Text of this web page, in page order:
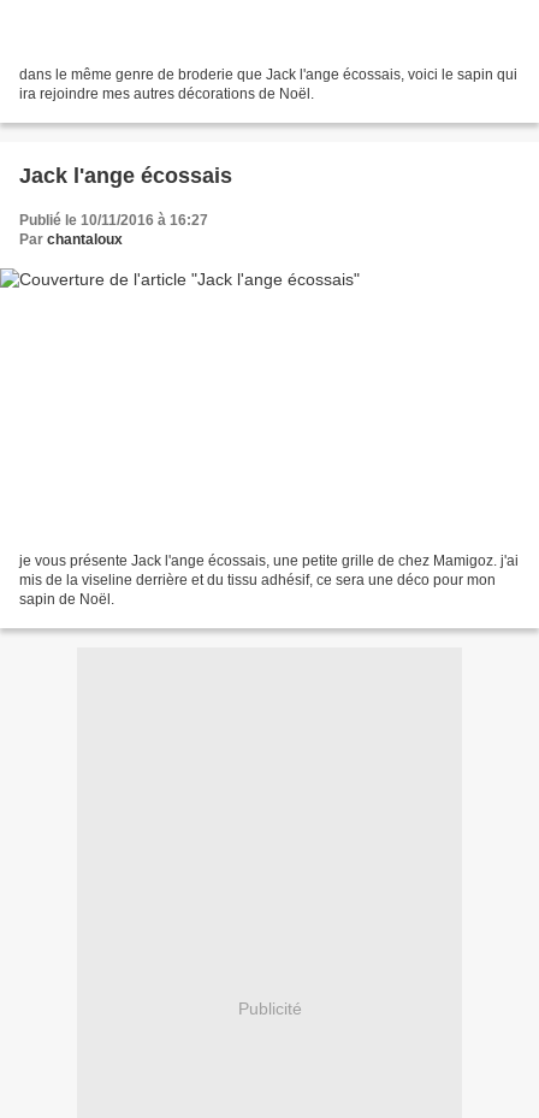
dans le même genre de broderie que Jack l'ange écossais, voici le sapin qui
ira rejoindre mes autres décorations de Noël.
Jack l'ange écossais
Publié le 10/11/2016 à 16:27
Par chantaloux
je vous présente Jack l'ange écossais, une petite grille de chez Mamigoz. j'ai
mis de la viseline derrière et du tissu adhésif, ce sera une déco pour mon
sapin de Noël.
Publicité